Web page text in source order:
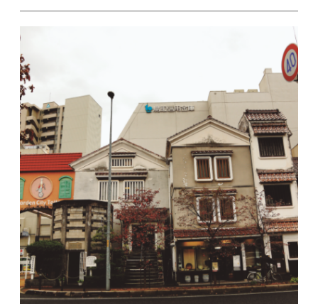
思いをどのように昇華させたのか。それを探りに、平
安の都へ旅に出た。